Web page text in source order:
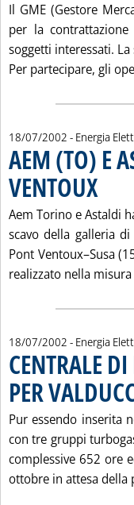
Il GME (Gestore
per la
soggetti interessati.
Per partecipare, gli
18/07/2002 - Energia
AEM (TO) E
VENTOUX
Aem Torino e Astaldi
scavo della galleria
Pont Ventoux–Susa
realizzato nella
18/07/2002 - Energia
CENTRALE
PER
Pur essendo inserita
con tre gruppi
complessive 652 ore
ottobre in attesa della